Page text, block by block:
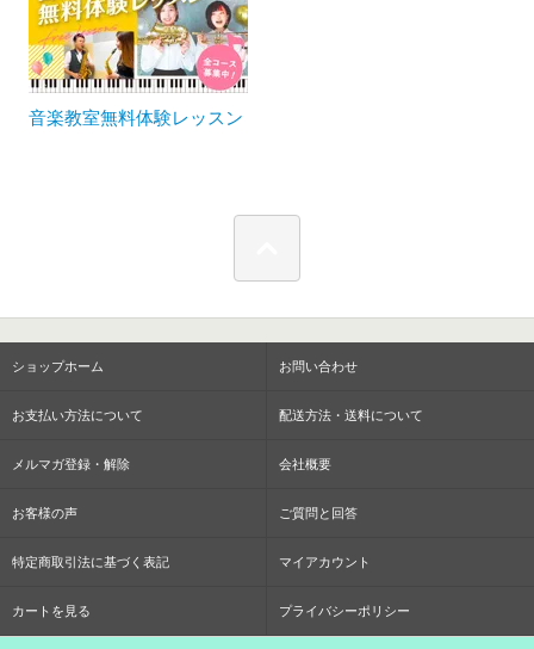
音楽教室無料体験レッスン
ショップホーム お問い合わせ
お支払い方法について 配送方法・送料について
メルマガ登録・解除 会社概要
お客様の声 ご質問と回答
特定商取引法に基づく表記 マイアカウント
カートを見る プライバシーポリシー